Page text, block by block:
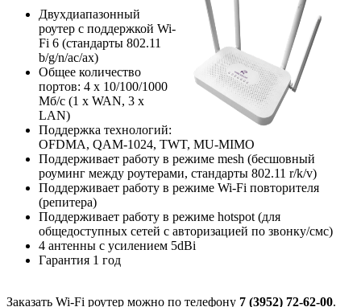
Двухдиапазонный
роутер с поддержкой Wi-
Fi 6 (стандарты 802.11
b/g/n/ac/ax)
Общее количество
портов: 4 х 10/100/1000
Мб/с (1 x WAN, 3 x
LAN)
Поддержка технологий:
OFDMA, QAM-1024, TWT, MU-MIMO
Поддерживает работу в режиме mesh (бесшовный
роуминг между роутерами, стандарты 802.11 r/k/v)
Поддерживает работу в режиме Wi-Fi повторителя
(репитера)
Поддерживает работу в режиме hotspot (для
общедоступных сетей с авторизацией по звонку/смс)
4 антенны с усилением 5dBi
Гарантия 1 год
Заказать Wi-Fi роутер можно по телефону 7 (3952) 72-62-00.